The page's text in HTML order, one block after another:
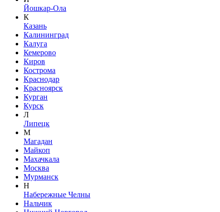
Йошкар-Ола
К
Казань
Калининград
Калуга
Кемерово
Киров
Кострома
Краснодар
Красноярск
Курган
Курск
Л
Липецк
М
Магадан
Майкоп
Махачкала
Москва
Мурманск
Н
Набережные Челны
Нальчик